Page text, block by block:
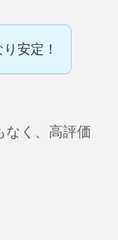
安定！
なく、高評価